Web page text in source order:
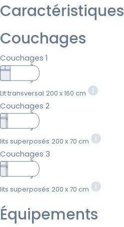
Caractéristiques
Couchages
Couchages 1
Lit transversal 200 x 160 cm
Couchages 2
lits superposés 200 x 70 cm
Couchages 3
lits superposés 200 x 70 cm
Équipements